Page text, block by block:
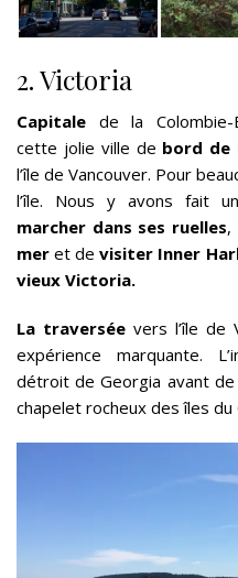
2. Victoria
Capitale de la Colombie-
cette jolie ville de bord de
l’île de Vancouver. Pour
l’île. Nous y avons fait
marcher dans ses ruelles,
mer et devisiter Inner
vieux Victoria.
La traverséevers l’île de
expérience marquante.
détroit de Georgia avant
chapelet rocheux des îles du